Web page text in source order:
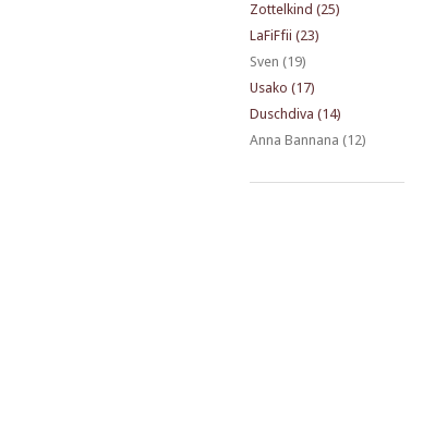
Zottelkind (25)
LaFiFfii (23)
Sven (19)
Usako (17)
Duschdiva (14)
Anna Bannana (12)